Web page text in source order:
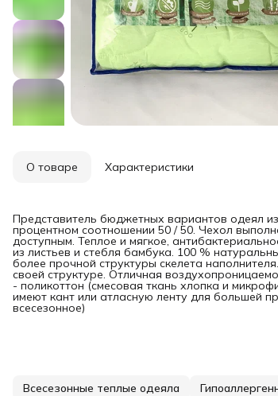
О товаре Характеристики
Представитель бюджетных вариантов одеял
процентном соотношении 50 / 50. Чехол
доступным. Теплое и мягкое,
из листьев и стебля бамбука. 100 %
более прочной структуры скелета
своей структуре. Отличная
- поликоттон (смесовая ткань хлопка и
имеют кант или атласную ленту для большей
всесезонное)
Всесезонные теплые одеяла